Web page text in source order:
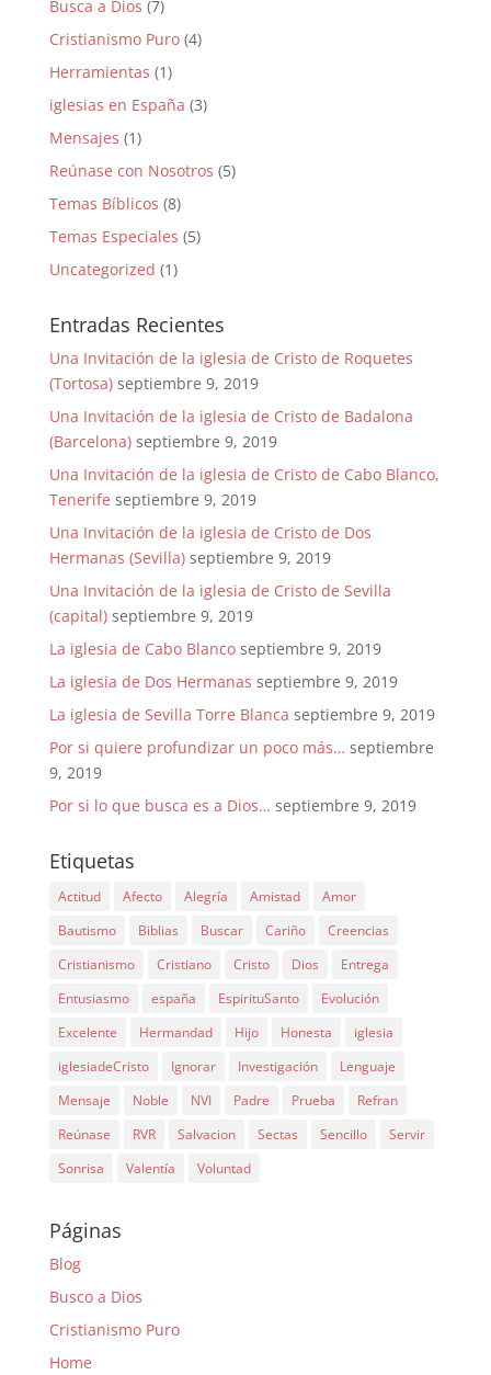
Busca a Dios (7)
Cristianismo Puro(4)
Herramientas (1)
iglesias en España (3)
Mensajes (1)
Reúnase con Nosotros (5)
Temas Bíblicos (8)
Temas Especiales (5)
Uncategorized (1)
Entradas Recientes
Una Invitación de la iglesia de Cristo de Roquetes
(Tortosa) septiembre 9, 2019
Una Invitación de la iglesia de Cristo de Badalona
(Barcelona) septiembre 9, 2019
Una Invitación de la iglesia de Cristo de Cabo Blanco,
Tenerife septiembre 9, 2019
Una Invitación de la iglesia de Cristo de Dos
Hermanas (Sevilla) septiembre 9, 2019
Una Invitación de la iglesia de Cristo de Sevilla
(capital) septiembre 9, 2019
La iglesia de Cabo Blanco septiembre 9, 2019
La iglesia de Dos Hermanas septiembre 9, 2019
La iglesia de Sevilla Torre Blanca septiembre 9, 2019
Por si quiere profundizar un poco más… septiembre
9, 2019
Por si lo que busca es a Dios… septiembre 9, 2019
Etiquetas
Actitud Afecto Alegría Amistad
Amor
Bautismo
Biblias Buscar Cariño
Creencias
Cristianismo
Cristiano Cristo Dios
Entrega
Entusiasmo
españa EspirituSanto
Evolución
Excelente
Hermandad Hijo Honesta
iglesia
iglesiadeCristo
Ignorar Investigación
Lenguaje
Mensaje
Noble NVI Padre Prueba
Refran
Reúnase
RVR Salvacion Sectas Sencillo
Servir
Sonrisa
Valentía Voluntad
Páginas
Blog
Busco a Dios
Cristianismo Puro
Home